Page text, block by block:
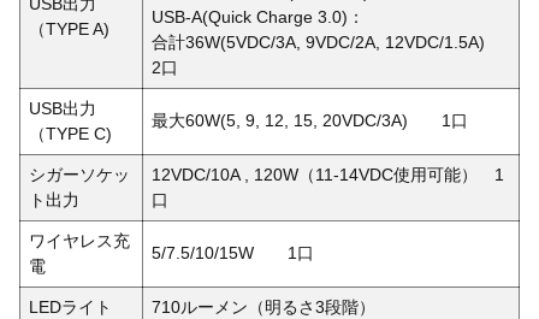
USB出力
（TYPE A)
USB-A(Quick Charge 3.0)：
合計36W(5VDC/3A, 9VDC/2A, 12VDC/1.5A)
2口
USB出力
（TYPE C)
最大60W(5, 9, 12, 15, 20VDC/3A) 1口
シガーソケッ
ト出力
12VDC/10A , 120W（11-14VDC使用可能） 1
口
ワイヤレス充
電
5/7.5/10/15W 1口
LEDライト 710ルーメン（明るさ3段階）